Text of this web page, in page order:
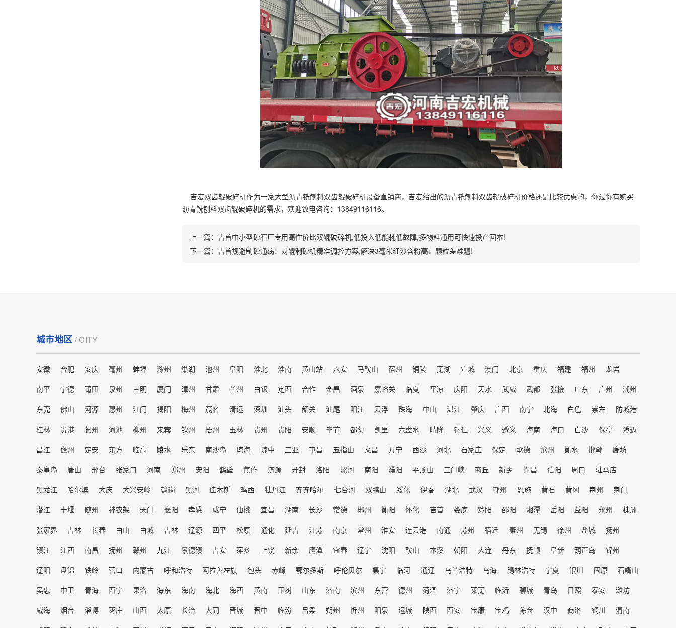
吉宏双齿辊破碎机作为一家大型沥青铣刨料双齿辊破碎机设备直销商，吉宏给出的沥青铣刨料双齿辊破碎机价格还是比较优惠的，你过你有购买
沥青铣刨料双齿辊破碎机的需求，欢迎致电咨询：13849116116。
上一篇： 吉首中小型砂石厂专用高性价比双辊破碎机,低投入低能耗低故障,多物料通用可快速投产回本!
下一篇： 吉首规避制砂通病！对辊制砂机精准调控方案,解决3毫米细沙含粉高、颗粒差难题!
城市地区 / CITY
安徽 合肥 安庆 毫州 蚌埠 滁州 巢湖 池州 阜阳 淮北 淮南 黄山站 六安 马鞍山 宿州 铜陵 芜湖 宣城 澳门 北京 重庆 福建 福州
龙岩
南平
宁德 莆田 泉州 三明 厦门 漳州 甘肃 兰州 白银 定西 合作 金昌 酒泉 嘉峪关 临夏 平凉 庆阳 天水 武威 武都 张掖 广东 广州
潮州
东莞
佛山 河源 惠州 江门 揭阳 梅州 茂名 清远 深圳 汕头 韶关 汕尾 阳江 云浮 珠海 中山 湛江 肇庆 广西 南宁 北海 白色 崇左
防城港
桂林
贵港 贺州 河池 柳州 来宾 钦州 梧州 玉林 贵州 贵阳 安顺 毕节 都匀 凯里 六盘水 晴隆 铜仁 兴义 遵义 海南 海口 白沙 保亭
澄迈
昌江
儋州 定安 东方 临高 陵水 乐东 南沙岛 琼海 琼中 三亚 屯昌 五指山 文昌 万宁 西沙 河北 石家庄 保定 承德 沧州 衡水 邯郸
廊坊
秦皇岛
唐山 邢台 张家口 河南 郑州 安阳 鹤壁 焦作 济源 开封 洛阳 漯河 南阳 濮阳 平顶山 三门峡 商丘 新乡 许昌 信阳 周口
驻马店
黑龙江
哈尔滨 大庆 大兴安岭 鹤岗 黑河 佳木斯 鸡西 牡丹江 齐齐哈尔 七台河 双鸭山 绥化 伊春 湖北 武汉 鄂州 恩施 黄石 黄冈 荆州
荆门
潜江
十堰 随州 神农架 天门 襄阳 孝感 咸宁 仙桃 宜昌 湖南 长沙 常德 郴州 衡阳 怀化 吉首 娄底 黔阳 邵阳 湘潭 岳阳 益阳 永州
株洲
张家界
吉林 长春 白山 白城 吉林 辽源 四平 松原 通化 延吉 江苏 南京 常州 淮安 连云港 南通 苏州 宿迁 秦州 无锡 徐州 盐城
扬州
镇江
江西 南昌 抚州 赣州 九江 景德镇 吉安 萍乡 上饶 新余 鹰潭 宜春 辽宁 沈阳 鞍山 本溪 朝阳 大连 丹东 抚顺 阜新 葫芦岛
锦州
辽阳
盘锦 铁岭 营口 内蒙古 呼和浩特 阿拉善左旗 包头 赤峰 鄂尔多斯 呼伦贝尔 集宁 临河 通辽 乌兰浩特 乌海 锡林浩特 宁夏 银川 固原
石嘴山
吴忠
中卫 青海 西宁 果洛 海东 海南 海北 海西 黄南 玉树 山东 济南 滨州 东营 德州 菏泽 济宁 莱芜 临沂 聊城 青岛 日照 泰安
潍坊
威海
烟台 淄博 枣庄 山西 太原 长治 大同 晋城 晋中 临汾 吕梁 朔州 忻州 阳泉 运城 陕西 西安 宝康 宝鸡 陈仓 汉中 商洛 铜川
渭南